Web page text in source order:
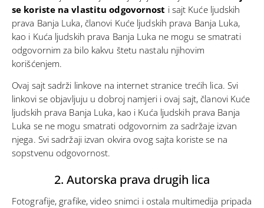
se koriste na vlastitu odgovornost i sajt Kuće ljudskih
prava Banja Luka, članovi Kuće ljudskih prava Banja Luka,
kao i Kuća ljudskih prava Banja Luka ne mogu se smatrati
odgovornim za bilo kakvu štetu nastalu njihovim
korišćenjem.
Ovaj sajt sadrži linkove na internet stranice trećih lica. Svi
linkovi se objavljuju u dobroj namjeri i ovaj sajt, članovi Kuće
ljudskih prava Banja Luka, kao i Kuća ljudskih prava Banja
Luka se ne mogu smatrati odgovornim za sadržaje izvan
njega. Svi sadržaji izvan okvira ovog sajta koriste se na
sopstvenu odgovornost.
2. Autorska prava drugih lica
Fotografije, grafike, video snimci i ostala multimedija pripada